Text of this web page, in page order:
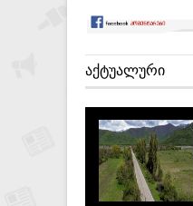
ᲐᲥᲢᲣᲐᲚᲣᲠᲘ